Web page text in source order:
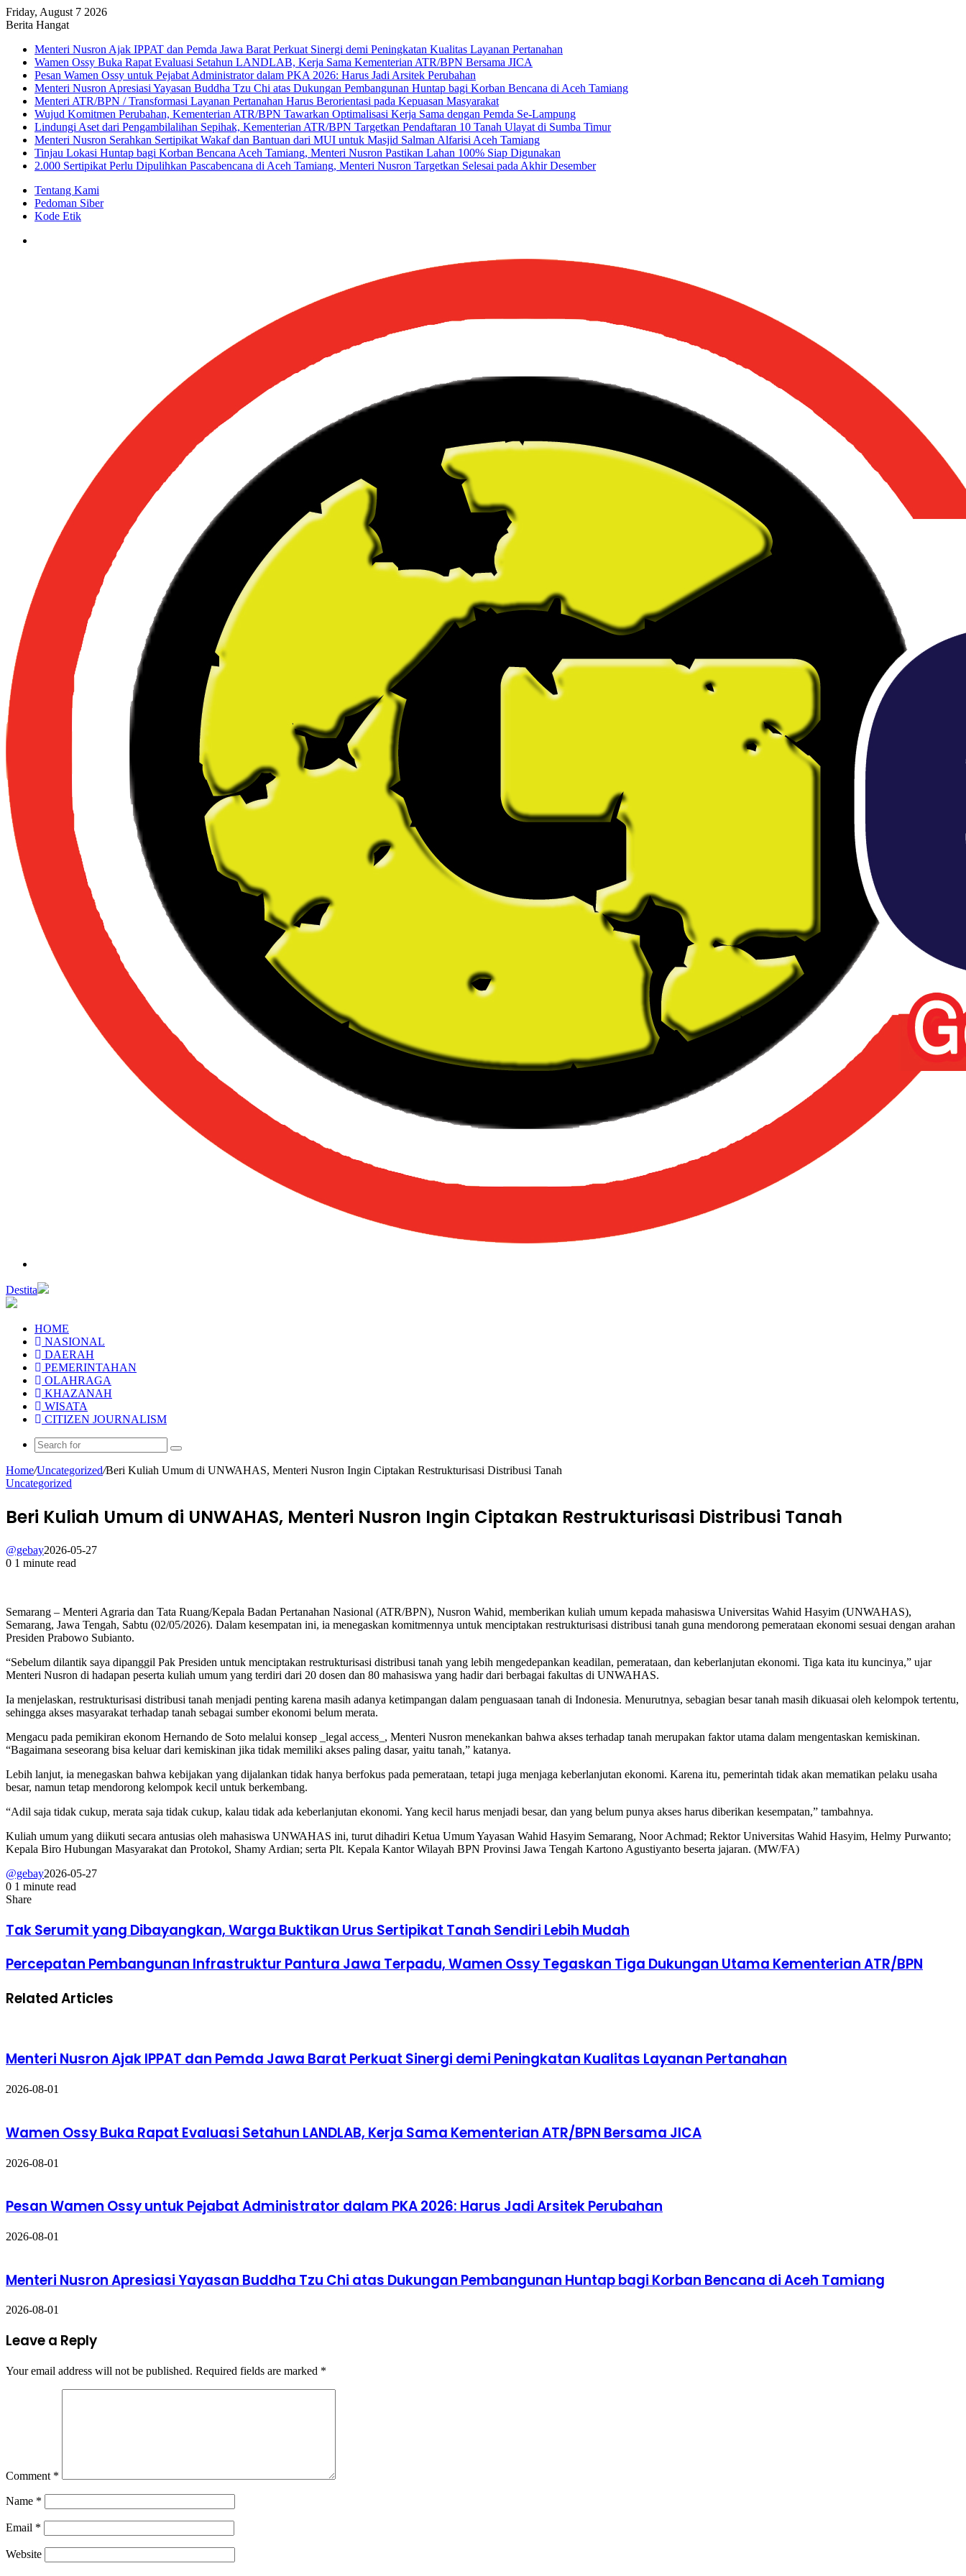
Friday, August 7 2026
Berita Hangat
Menteri Nusron Ajak IPPAT dan Pemda Jawa Barat Perkuat Sinergi demi Peningkatan Kualitas Layanan Pertanahan
Wamen Ossy Buka Rapat Evaluasi Setahun LANDLAB, Kerja Sama Kementerian ATR/BPN Bersama JICA
Pesan Wamen Ossy untuk Pejabat Administrator dalam PKA 2026: Harus Jadi Arsitek Perubahan
Menteri Nusron Apresiasi Yayasan Buddha Tzu Chi atas Dukungan Pembangunan Huntap bagi Korban Bencana di Aceh Tamiang
Menteri ATR/BPN / Transformasi Layanan Pertanahan Harus Berorientasi pada Kepuasan Masyarakat
Wujud Komitmen Perubahan, Kementerian ATR/BPN Tawarkan Optimalisasi Kerja Sama dengan Pemda Se-Lampung
Lindungi Aset dari Pengambilalihan Sepihak, Kementerian ATR/BPN Targetkan Pendaftaran 10 Tanah Ulayat di Sumba Timur
Menteri Nusron Serahkan Sertipikat Wakaf dan Bantuan dari MUI untuk Masjid Salman Alfarisi Aceh Tamiang
Tinjau Lokasi Huntap bagi Korban Bencana Aceh Tamiang, Menteri Nusron Pastikan Lahan 100% Siap Digunakan
2.000 Sertipikat Perlu Dipulihkan Pascabencana di Aceh Tamiang, Menteri Nusron Targetkan Selesai pada Akhir Desember
Tentang Kami
Pedoman Siber
Kode Etik
Destita
HOME
NASIONAL
DAERAH
PEMERINTAHAN
OLAHRAGA
KHAZANAH
WISATA
CITIZEN JOURNALISM
Home/Uncategorized/Beri Kuliah Umum di UNWAHAS, Menteri Nusron Ingin Ciptakan Restrukturisasi Distribusi Tanah
Uncategorized
Beri Kuliah Umum di UNWAHAS, Menteri Nusron Ingin Ciptakan Restrukturisasi Distribusi Tanah
@gebay2026-05-27
0 1 minute read
Semarang – Menteri Agraria dan Tata Ruang/Kepala Badan Pertanahan Nasional (ATR/BPN), Nusron Wahid, memberikan kuliah umum kepada mahasiswa Universitas Wahid Hasyim (UNWAHAS),
Semarang, Jawa Tengah, Sabtu (02/05/2026). Dalam kesempatan ini, ia menegaskan komitmennya untuk menciptakan restrukturisasi distribusi tanah guna mendorong pemerataan ekonomi sesuai dengan arahan
Presiden Prabowo Subianto.
“Sebelum dilantik saya dipanggil Pak Presiden untuk menciptakan restrukturisasi distribusi tanah yang lebih mengedepankan keadilan, pemerataan, dan keberlanjutan ekonomi. Tiga kata itu kuncinya,” ujar
Menteri Nusron di hadapan peserta kuliah umum yang terdiri dari 20 dosen dan 80 mahasiswa yang hadir dari berbagai fakultas di UNWAHAS.
Ia menjelaskan, restrukturisasi distribusi tanah menjadi penting karena masih adanya ketimpangan dalam penguasaan tanah di Indonesia. Menurutnya, sebagian besar tanah masih dikuasai oleh kelompok tertentu,
sehingga akses masyarakat terhadap tanah sebagai sumber ekonomi belum merata.
Mengacu pada pemikiran ekonom Hernando de Soto melalui konsep _legal access_, Menteri Nusron menekankan bahwa akses terhadap tanah merupakan faktor utama dalam mengentaskan kemiskinan.
“Bagaimana seseorang bisa keluar dari kemiskinan jika tidak memiliki akses paling dasar, yaitu tanah,” katanya.
Lebih lanjut, ia menegaskan bahwa kebijakan yang dijalankan tidak hanya berfokus pada pemerataan, tetapi juga menjaga keberlanjutan ekonomi. Karena itu, pemerintah tidak akan mematikan pelaku usaha
besar, namun tetap mendorong kelompok kecil untuk berkembang.
“Adil saja tidak cukup, merata saja tidak cukup, kalau tidak ada keberlanjutan ekonomi. Yang kecil harus menjadi besar, dan yang belum punya akses harus diberikan kesempatan,” tambahnya.
Kuliah umum yang diikuti secara antusias oleh mahasiswa UNWAHAS ini, turut dihadiri Ketua Umum Yayasan Wahid Hasyim Semarang, Noor Achmad; Rektor Universitas Wahid Hasyim, Helmy Purwanto;
Kepala Biro Hubungan Masyarakat dan Protokol, Shamy Ardian; serta Plt. Kepala Kantor Wilayah BPN Provinsi Jawa Tengah Kartono Agustiyanto beserta jajaran. (MW/FA)
@gebay2026-05-27
0 1 minute read
Share
Tak Serumit yang Dibayangkan, Warga Buktikan Urus Sertipikat Tanah Sendiri Lebih Mudah
Percepatan Pembangunan Infrastruktur Pantura Jawa Terpadu, Wamen Ossy Tegaskan Tiga Dukungan Utama Kementerian ATR/BPN
Related Articles
Menteri Nusron Ajak IPPAT dan Pemda Jawa Barat Perkuat Sinergi demi Peningkatan Kualitas Layanan Pertanahan
2026-08-01
Wamen Ossy Buka Rapat Evaluasi Setahun LANDLAB, Kerja Sama Kementerian ATR/BPN Bersama JICA
2026-08-01
Pesan Wamen Ossy untuk Pejabat Administrator dalam PKA 2026: Harus Jadi Arsitek Perubahan
2026-08-01
Menteri Nusron Apresiasi Yayasan Buddha Tzu Chi atas Dukungan Pembangunan Huntap bagi Korban Bencana di Aceh Tamiang
2026-08-01
Leave a Reply
Your email address will not be published. Required fields are marked *
Comment *
Name *
Email *
Website